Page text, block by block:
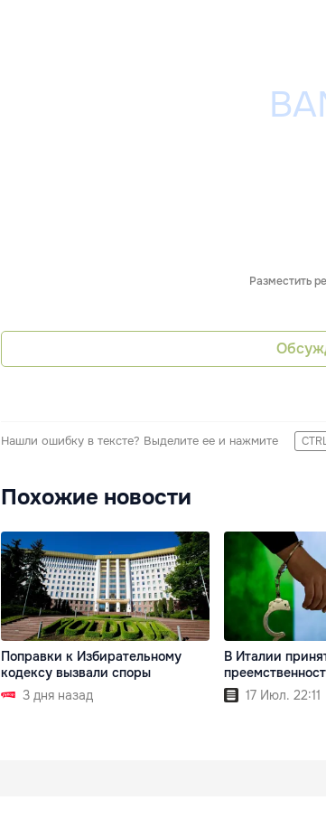
Разместить
Нашли ошибку в тексте? Выделите ее и нажмите
Похожие новости
Поправки к Избирательному
кодексу вызвали споры
3 дня назад
В Италии
17 Июл. 22:11